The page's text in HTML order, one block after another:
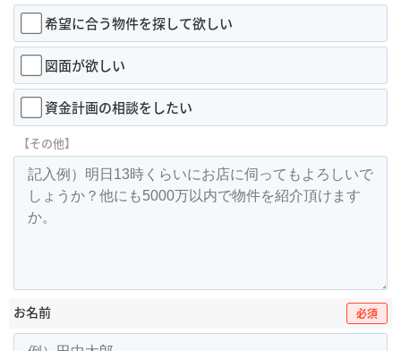
希望に合う物件を探して欲しい
図面が欲しい
資金計画の相談をしたい
【その他】
お名前 必須